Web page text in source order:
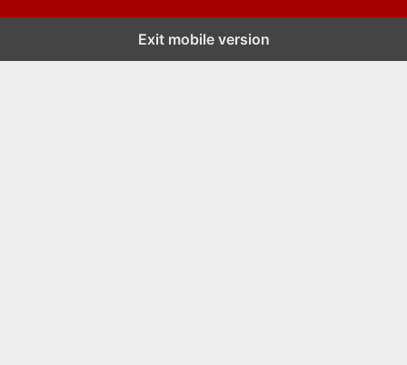
Exit mobile version